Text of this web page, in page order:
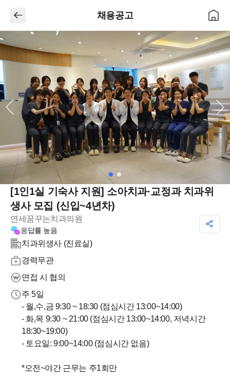
채용공고
[1인1실 기숙사 지원] 소아치과·교정과 치과위
생사 모집 (신입~4년차)
연세꿈꾸는치과의원
응답률 높음
치과위생사 (진료실)
경력무관
면접 시 협의
주 5일
- 월,수,금 9:30 ~ 18:30 (점심시간 13:00~14:00)
- 화,목 9:30 ~ 21:00 (점심시간 13:00~14:00, 저녁시간
18:30~19:00)
- 토요일: 9:00~14:00 (점심시간 없음)
*오전~야간 근무는 주1회만